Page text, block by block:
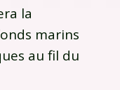
la
marins
au fil du